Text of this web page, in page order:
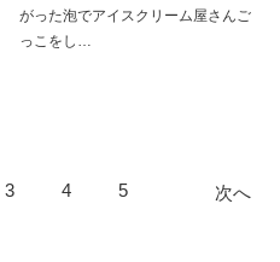
がった泡でアイスクリーム屋さんご
っこをし
3 4 5 次へ